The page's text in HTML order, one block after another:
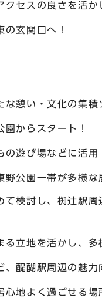
セスの良さを活か
玄関口へ！
憩い・文化の集積
からスタート！
遊び場などに活用
公園一帯が多様な
検討し、椥辻駅周
立地を活かし、多
醍醐駅周辺の魅力
地よく過ごせる場